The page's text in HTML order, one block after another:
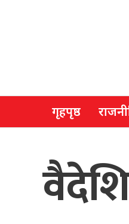
गृहपृष्ठ